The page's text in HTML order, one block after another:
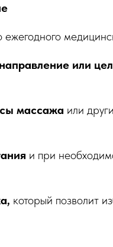
ежегодного
или
массажа или
и при
который позволит